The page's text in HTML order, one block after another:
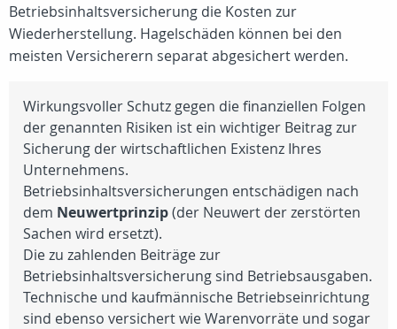
Betriebsinhaltsversicherung die Kosten zur
Wiederherstellung. Hagelschäden können bei den
meisten Versicherern separat abgesichert werden.
Wirkungsvoller Schutz gegen die finanziellen Folgen
der genannten Risiken ist ein wichtiger Beitrag zur
Sicherung der wirtschaftlichen Existenz Ihres
Unternehmens.
Betriebsinhaltsversicherungen entschädigen nach
dem Neuwertprinzip(der Neuwert der zerstörten
Sachen wird ersetzt).
Die zu zahlenden Beiträge zur
Betriebsinhaltsversicherung sind Betriebsausgaben.
Technische und kaufmännische Betriebseinrichtung
sind ebenso versichert wie Warenvorräte und sogar